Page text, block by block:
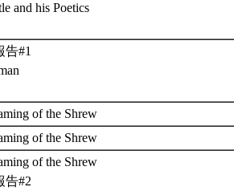
and his Poetics
告#1
of the Shrew
of the Shrew
of the Shrew
告#2